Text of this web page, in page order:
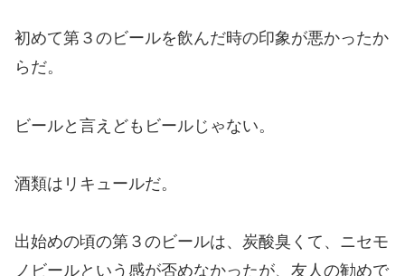
初めて第３のビールを飲んだ時の印象が悪かったか
らだ。
ビールと言えどもビールじゃない。
酒類はリキュールだ。
出始めの頃の第３のビールは、炭酸臭くて、ニセモ
ノビールという感が否めなかったが、友人の勧めで